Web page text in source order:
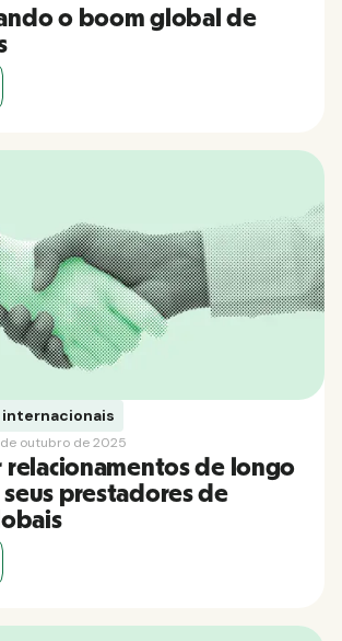
o boom global de
outubro de 2025
relacionamentos de longo
seus prestadores de